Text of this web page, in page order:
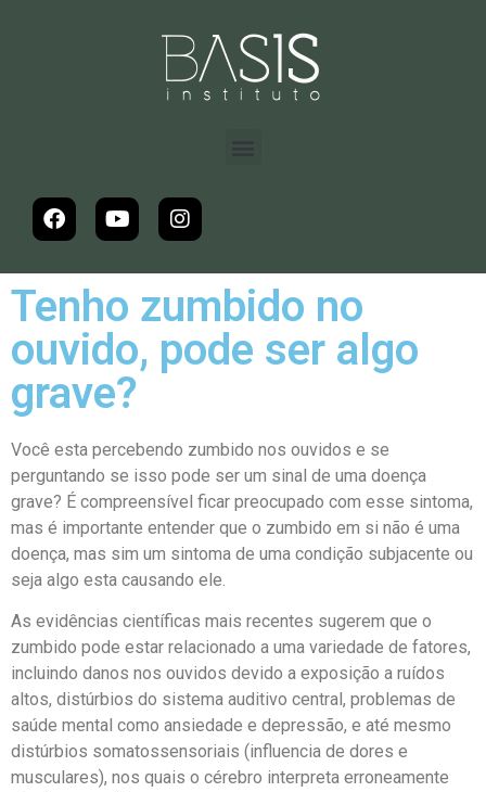
Tenho zumbido no
ouvido, pode ser algo
grave?
Você esta percebendo zumbido nos ouvidos e se
perguntando se isso pode ser um sinal de uma doença
grave? É compreensível ficar preocupado com esse sintoma,
mas é importante entender que o zumbido em si não é uma
doença, mas sim um sintoma de uma condição subjacente ou
seja algo esta causando ele.
As evidências científicas mais recentes sugerem que o
zumbido pode estar relacionado a uma variedade de fatores,
incluindo danos nos ouvidos devido a exposição a ruídos
altos, distúrbios do sistema auditivo central, problemas de
saúde mental como ansiedade e depressão, e até mesmo
distúrbios somatossensoriais (influencia de dores e
musculares), nos quais o cérebro interpreta erroneamente